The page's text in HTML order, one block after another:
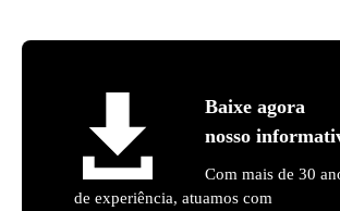
Baixe agora
nosso
Com mais de 30
de experiência, atuamos com